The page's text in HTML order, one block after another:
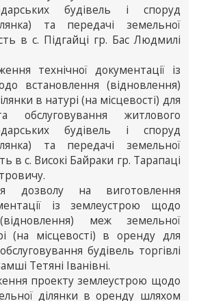
будівель і споруд
та передачі земельної
в с. Підгайці гр. Бас Людмилі
технічної документації із
встановлення (відновлення)
в натурі (на місцевості) для
обслуговування житлового
будівель і споруд
та передачі земельної
в с. Високі Байраки гр. Тарапаці
дозволу на виготовлення
із землеустрою щодо
меж земельної
(на місцевості) в оренду для
будівель торгівлі
Тетяні Іванівні.
проекту землеустрою щодо
ділянки в оренду шляхом